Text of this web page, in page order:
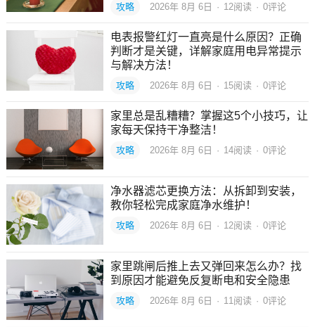
攻略 2026年 8月 6日 · 12阅读 · 0评论
电表报警红灯一直亮是什么原因？正确
判断才是关键，详解家庭用电异常提示
与解决方法！
攻略 2026年 8月 6日 · 15阅读 · 0评论
家里总是乱糟糟？掌握这5个小技巧，让
家每天保持干净整洁！
攻略 2026年 8月 6日 · 14阅读 · 0评论
净水器滤芯更换方法：从拆卸到安装，
教你轻松完成家庭净水维护！
攻略 2026年 8月 6日 · 12阅读 · 0评论
家里跳闸后推上去又弹回来怎么办？找
到原因才能避免反复断电和安全隐患
攻略 2026年 8月 6日 · 11阅读 · 0评论